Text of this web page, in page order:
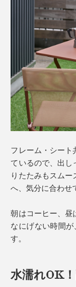
フレーム・シー
ているので、出
りたたみもスム
へ、気分に合わせ
朝はコーヒー、昼
なにげない時間
す。
水濡れOK